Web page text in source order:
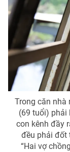
Trong căn nhà
(69 tuổi) phải
con kênh đầy
đều phải đốt
“Hai vợ